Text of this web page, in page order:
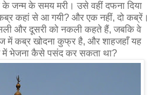
जन्म के समय मरी। उसे वहीं दफना दिया
कहां से आ गयी? और एक नहीं, दो कब्रें।
और दूसरी को नकली कहते हैं, जबकि वे
में कब्र खोदना कुफ्र है, और शाहजहाँ यह
में भेजना कैसे पसंद कर सकता था?